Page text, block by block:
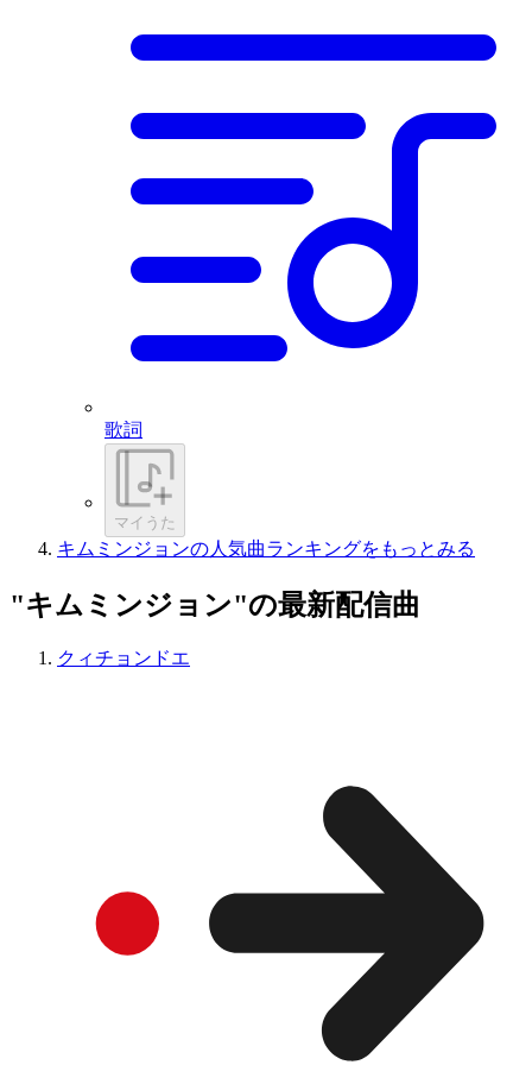
歌詞
マイうた
キムミンジョンの人気曲ランキングをもっとみる
"キムミンジョン"の最新配信曲
クィチョンドエ